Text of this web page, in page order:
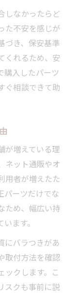
しなかったらど
た不安を感じが
づき、保安基準
くれるため、安
購入したパーツ
ぐ相談できて助
が増えている理
ネット通販やオ
用者が増えたた
パーツだけでな
ため、幅広い持
ます。
にバラつきがあ
取付方法を確認
ックします。こ
スクも事前に説